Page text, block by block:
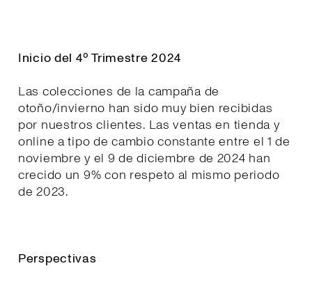
Inicio del 4º Trimestre 2024
Las colecciones de la campaña de
otoño/invierno han sido muy bien recibidas
por nuestros clientes. Las ventas en tienda y
online a tipo de cambio constante entre el 1 de
noviembre y el 9 de diciembre de 2024 han
crecido un 9% con respeto al mismo periodo
de 2023.
Perspectivas